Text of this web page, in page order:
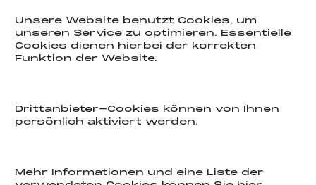
Unsere Website benutzt Cookies, um
unseren Service zu optimieren. Essentielle
Cookies dienen hierbei der korrekten
Funktion der Website.
Drittanbieter-Cookies können von Ihnen
persönlich aktiviert werden.
Mehr Informationen und eine Liste der
E-mail
Phone